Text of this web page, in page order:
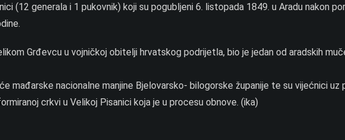
(12 generala i 1 pukovnik) koji su pogubljeni 6. listopada 1849. u Aradu nakon
Grđevcu u vojničkoj obitelji hrvatskog podrijetla, bio je jedan od aradskih
mađarske nacionalne manjine Bjelovarsko- bilogorske županije te su vijećnici uz
crkvi u Velikoj Pisanici koja je u procesu obnove. (ika)